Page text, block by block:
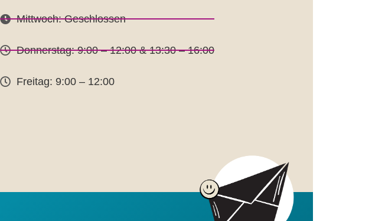
Mittwoch: Geschlossen
Donnerstag: 9:00 – 12:00 & 13:30 – 16:00
Freitag: 9:00 – 12:00